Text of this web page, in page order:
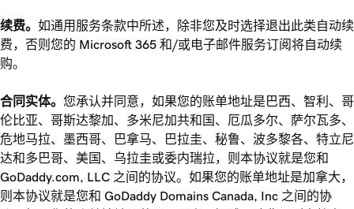
续费。 如通用服务条款中所述，除非您及时选择退出此类自动续
费，否则您的 Microsoft 365 和/或电子邮件服务订阅将自动续
购。
合同实体。 您承认并同意，如果您的账单地址是巴西、智利、哥
伦比亚、哥斯达黎加、多米尼加共和国、厄瓜多尔、萨尔瓦多、
危地马拉、墨西哥、巴拿马、巴拉圭、秘鲁、波多黎各、特立尼
达和多巴哥、美国、乌拉圭或委内瑞拉，则本协议就是您和
GoDaddy.com, LLC 之间的协议。如果您的账单地址是加拿大，
则本协议就是您和 GoDaddy Domains Canada, Inc 之间的协